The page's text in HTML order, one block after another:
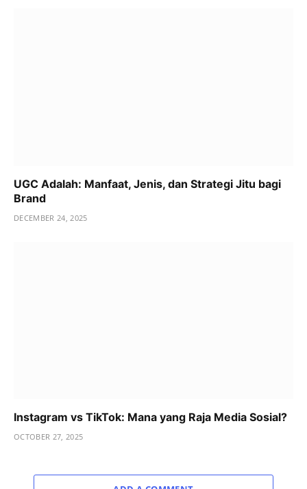
UGC Adalah: Manfaat, Jenis, dan Strategi Jitu bagi
Brand
DECEMBER 24, 2025
Instagram vs TikTok: Mana yang Raja Media Sosial?
OCTOBER 27, 2025